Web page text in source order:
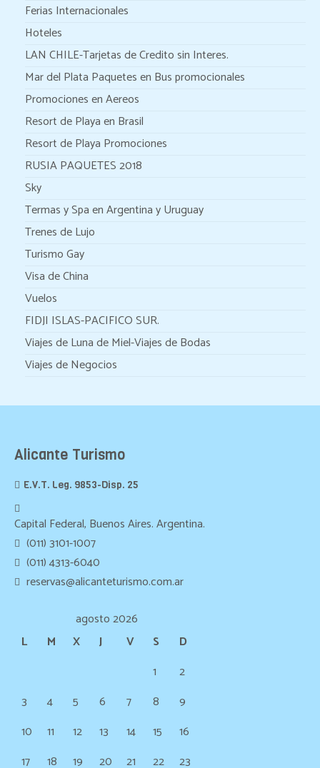
Ferias Internacionales
Hoteles
LAN CHILE-Tarjetas de Credito sin Interes.
Mar del Plata Paquetes en Bus promocionales
Promociones en Aereos
Resort de Playa en Brasil
Resort de Playa Promociones
RUSIA PAQUETES 2018
Sky
Termas y Spa en Argentina y Uruguay
Trenes de Lujo
Turismo Gay
Visa de China
Vuelos
FIDJI ISLAS-PACIFICO SUR.
Viajes de Luna de Miel-Viajes de Bodas
Viajes de Negocios
Alicante Turismo
E.V.T. Leg. 9853-Disp. 25
Capital Federal, Buenos Aires. Argentina.
(011) 3101-1007
(011) 4313-6040
reservas@alicanteturismo.com.ar
agosto 2026
L
M X J V S
D
1
2
3
4 5 6 7 8
9
10
11 12 13 14 15
16
17
18 19 20 21 22 23